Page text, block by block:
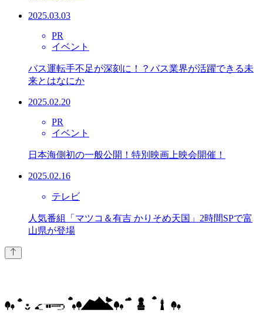
2025.03.03
PR
イベント
バス運転手不足が深刻に！？バス業界が活躍できる未
来とはなにか
2025.02.20
PR
イベント
日本海側初の一般公開！特別映画上映会開催！
2025.02.16
テレビ
人気番組「マツコ＆有吉 かりそめ天国」2時間SPで富
山県が登場